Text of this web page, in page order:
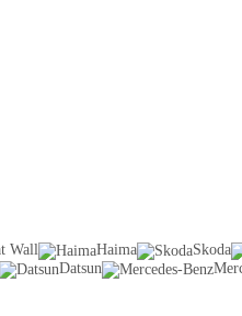
Wall Haima Skoda
Datsun